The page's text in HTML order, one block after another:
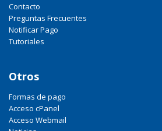
Contacto
Preguntas Frecuentes
Notificar Pago
Tutoriales
Otros
Formas de pago
Acceso cPanel
Acceso Webmail